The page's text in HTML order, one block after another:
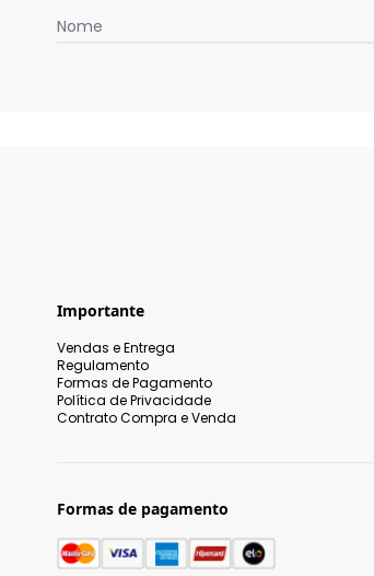
Nome
Importante
Vendas e Entrega
Regulamento
Formas de Pagamento
Política de Privacidade
Contrato Compra e Venda
Formas de pagamento